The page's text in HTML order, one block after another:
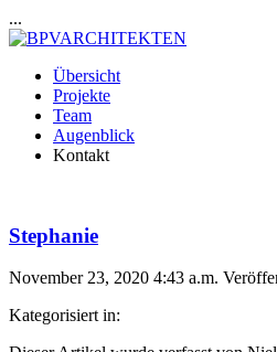
...
Übersicht
Projekte
Team
Augenblick
Kontakt
Stephanie
November 23, 2020 4:43 a.m.
Kategorisiert in: